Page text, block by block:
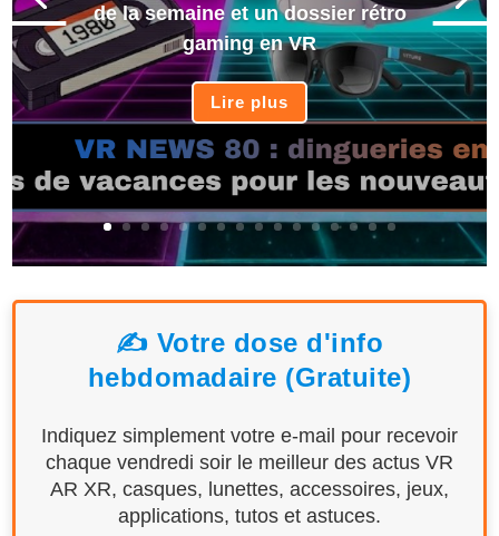
de la semaine et un dossier rétro
gaming en VR
Lire plus
✍️ Votre dose d'info
hebdomadaire (Gratuite)
Indiquez simplement votre e-mail pour recevoir
chaque vendredi soir le meilleur des actus VR
AR XR, casques, lunettes, accessoires, jeux,
applications, tutos et astuces.